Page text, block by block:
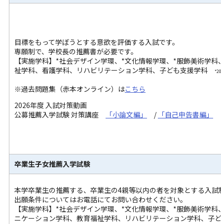
目標をもって学ぼうとする意欲を評価する入試です。
専願制で、学校長の推薦書が必要です。
【実施学科】*社会デザイン学環、*文化情報学環、*服飾美術学
祉学科、看護学科、リハビリテーション学科、子ども支援学科
※過去問題集（赤本オンライン）はこちら
2026年度 入試対策動画
公募推薦入学試験 対策講座
「小論文編」 / 「自己申告書編」
卒業生子女推薦入学試験
本学卒業生の推薦する、卒業生の4親等以内の者を対象とする入試
出願条件についてはお電話にてお問い合わせください。
【実施学科】*社会デザイン学環、*文化情報学環、*服飾美術学
ニケーション学科、教育福祉学科、リハビリテーション学科、